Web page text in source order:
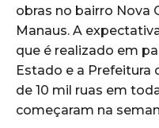
obras no bairro Nova
Manaus. A
que é realizado em
Estado e a Prefeitura
de 10 mil ruas em
começaram na